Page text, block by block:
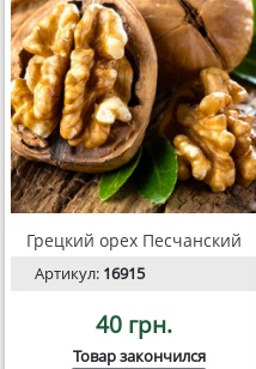
Грецкий орех Песчанский
Артикул: 16915
40 грн.
Товар закончился